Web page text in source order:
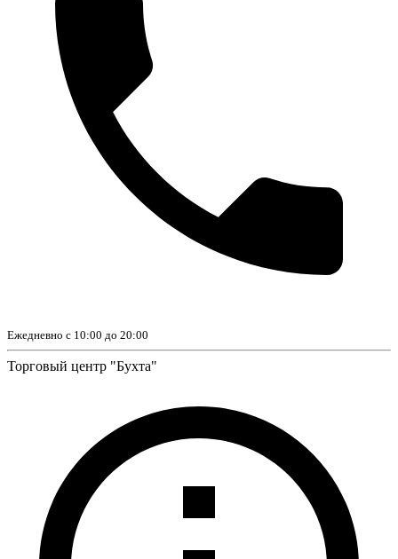
Ежедневно с 10:00 до 20:00
Торговый центр "Бухта"